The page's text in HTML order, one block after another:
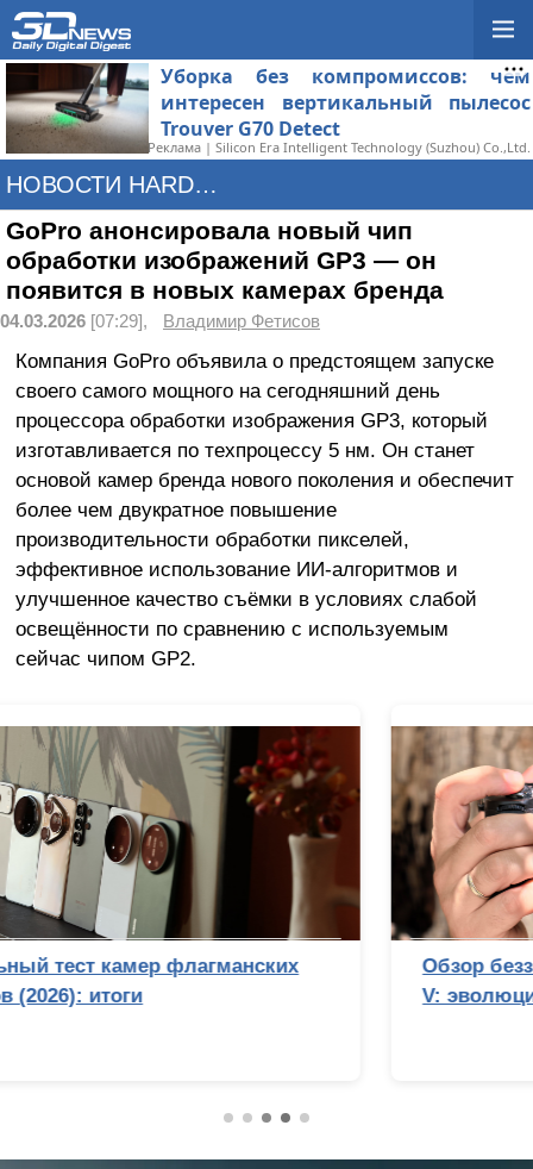
Уборка без компромиссов: чем
интересен вертикальный пылесос
Trouver G70 Detect
Реклама | Silicon Era Intelligent Technology (Suzhou) Co.,Ltd.
НОВОСТИ HARDWARE
GoPro анонсировала новый чип
обработки изображений GP3 — он
появится в новых камерах бренда
04.03.2026 [07:29], Владимир Фетисов
Компания GoPro объявила о предстоящем запуске
своего самого мощного на сегодняшний день
процессора обработки изображения GP3, который
изготавливается по техпроцессу 5 нм. Он станет
основой камер бренда нового поколения и обеспечит
более чем двукратное повышение
производительности обработки пикселей,
эффективное использование ИИ-алгоритмов и
улучшенное качество съёмки в условиях слабой
освещённости по сравнению с используемым
сейчас чипом GP2.
Обзор беззеркальной камеры Sony Alpha 7
V: эволюция с человеческим лицом